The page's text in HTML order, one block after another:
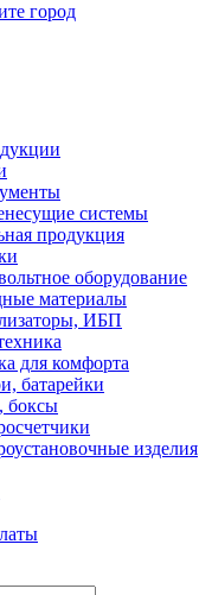
город
системы
продукция
оборудование
материалы
ИБП
для комфорта
батарейки
изделия